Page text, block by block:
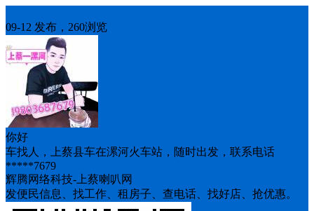
09-12 发布，260浏览
你好
车找人，上蔡县车在漯河火车站，随时出发，联系电话
*****7679
辉腾网络科技-上蔡喇叭网
发便民信息、找工作、租房子、查电话、找好店、抢优惠。